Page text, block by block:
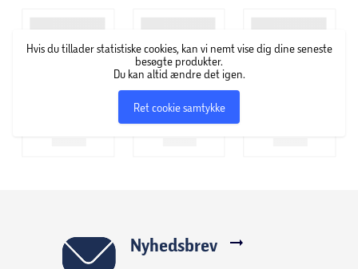
Hvis du tillader statistiske cookies, kan vi nemt vise dig dine seneste
besøgte produkter.
Du kan altid ændre det igen.
Ret cookie samtykke
Nyhedsbrev